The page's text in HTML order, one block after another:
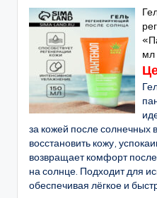
мл
за кожей после солнечных
восстановить кожу,
возвращает комфорт
на солнце. Подходит для
обеспечивая лёгкое и